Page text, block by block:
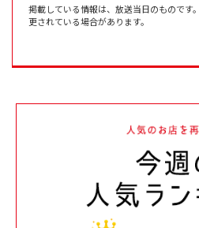
掲載している情報は、放送当日のものです
更されている場合があります。